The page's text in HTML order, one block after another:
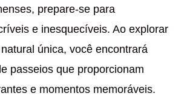
prepare-se para
e inesquecíveis. Ao explorar
única, você encontrará
passeios que proporcionam
e momentos memoráveis.